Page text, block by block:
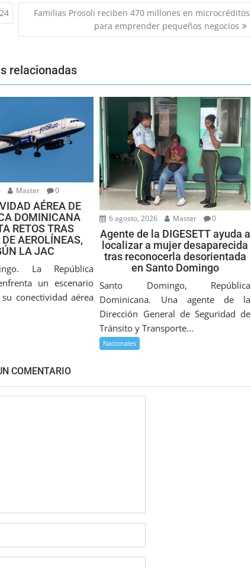
Familias Prosoli reciben 470 millones en microcréditos
para emprender pequeños negocios
relacionadas
Master 0
AÉREA DE
DOMINICANA
RETOS TRAS
AEROLÍNEAS,
LA JAC
La República
un escenario
conectividad aérea
6 agosto, 2026 Master 0
Agente de la DIGESETT ayuda a
localizar a mujer desaparecida
tras reconocerla desorientada
en Santo Domingo
Santo Domingo, República
Dominicana. Una agente de la
Dirección General de Seguridad de
Tránsito y Transporte...
Nacionales
COMENTARIO